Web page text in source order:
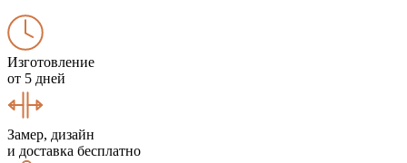
Изготовление
от 5 дней
Замер, дизайн
и доставка бесплатно